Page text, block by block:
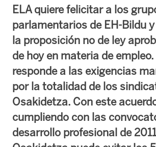
ELA quiere felicitar a los
parlamentarios de EH-Bildu y
la proposición no de ley
de hoy en materia de
responde a las exigencias
por la totalidad de los
Osakidetza. Con este
cumpliendo con las
desarrollo profesional de